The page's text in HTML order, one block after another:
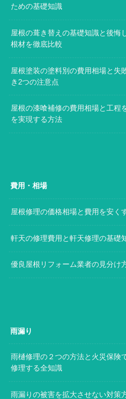
ための基礎知識
屋根の葺き替えの基礎知識と後悔
根材を徹底比較
屋根塗装の塗料別の費用相場と失
き2つの注意点
屋根の漆喰補修の費用相場と工程
を実現する方法
費用・相場
屋根修理の価格相場と費用を安く
軒天の修理費用と軒天修理の基礎
優良屋根リフォーム業者の見分け
雨漏り
雨樋修理の２つの方法と火災保険
修理する全知識
雨漏りの被害を拡大させない対策